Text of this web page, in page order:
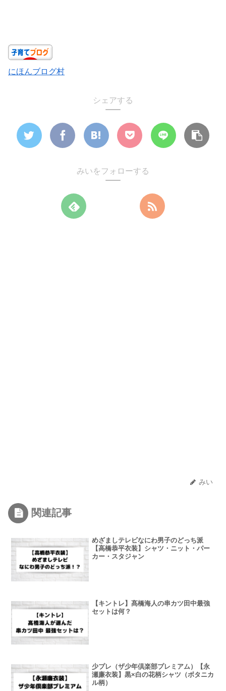
にほんブログ村
シェアする
みいをフォローする
みい
関連記事
めざましテレビなにわ男子のどっち派
【高橋恭平衣装】シャツ・ニット・パー
カー・スタジャン
【キントレ】髙橋海人の串カツ田中最強
セットは何？
少プレ（ザ少年倶楽部プレミアム）【永
瀬廉衣装】黒×白の花柄シャツ（ボタニカ
ル柄）